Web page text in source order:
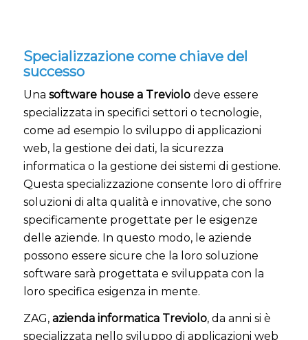
Specializzazione come chiave del
successo
Una software house a Treviolodeve essere
specializzata in specifici settori o tecnologie,
come ad esempio lo sviluppo di applicazioni
web, la gestione dei dati, la sicurezza
informatica o la gestione dei sistemi di gestione.
Questa specializzazione consente loro di offrire
soluzioni di alta qualità e innovative, che sono
specificamente progettate per le esigenze
delle aziende. In questo modo, le aziende
possono essere sicure che la loro soluzione
software sarà progettata e sviluppata con la
loro specifica esigenza in mente.
ZAG, azienda informatica Treviolo, da anni si è
specializzata nello sviluppo di applicazioni web